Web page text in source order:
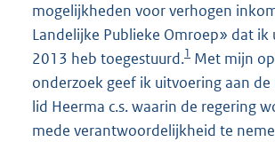
mogelijkheden voor verhogen
Landelijke Publieke Omroep» dat
2013 heb toegestuurd.1 Met mijn
onderzoek geef ik uitvoering aan
lid Heerma c.s. waarin de regering
mede verantwoordelijkheid te